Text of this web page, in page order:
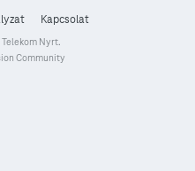
Kapcsolat
Nyrt.
Community